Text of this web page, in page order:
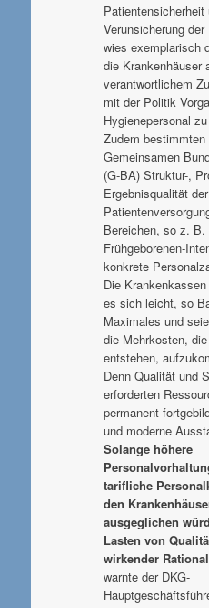
Patientensicherheit
Verunsicherung
wies exemplarisch
die Krankenhäuser
verantwortlichem
mit der Politik
Hygienepersonal
Zudem
Gemeinsamen
(G-BA) Struktur-,
Ergebnisqualität
Bereichen, so z. B.
Frühgeborenen-
konkrete
Die
es sich leicht, so
Maximales und
die Mehrkosten,
entstehen,
Denn Qualität und
erforderten
permanent
und moderne
Solange höhere
tarifliche
den
ausgeglichen
Lasten von
wirkender
warnte der DKG-